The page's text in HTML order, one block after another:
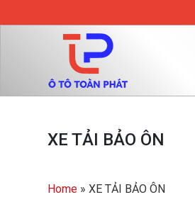
XE TẢI BẢO ÔN
Home » XE TẢI BẢO ÔN